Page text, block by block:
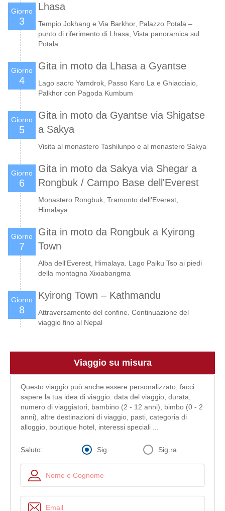
Giorno
3
Lhasa
Tempio Jokhang e Via Barkhor, Palazzo Potala –
punto di riferimento di Lhasa, Vista panoramica sul
Potala
Giorno
4
Gita in moto da Lhasa a Gyantse
Lago sacro Yamdrok, Passo Karo La e Ghiacciaio,
Palkhor con Pagoda Kumbum
Giorno
5
Gita in moto da Gyantse via Shigatse
a Sakya
Visita al monastero Tashilunpo e al monastero Sakya
Giorno
6
Gita in moto da Sakya via Shegar a
Rongbuk / Campo Base dell'Everest
Monastero Rongbuk, Tramonto dell'Everest,
Himalaya
Giorno
7
Gita in moto da Rongbuk a Kyirong
Town
Alba dell'Everest, Himalaya. Lago Paiku Tso ai piedi
della montagna Xixiabangma
Giorno
8
Kyirong Town – Kathmandu
Attraversamento del confine. Continuazione del
viaggio fino al Nepal
Viaggio su misura
Questo viaggio può anche essere personalizzato, facci
sapere la tua idea di viaggio: data del viaggio, durata,
numero di viaggiatori, bambino (2 - 12 anni), bimbo (0 - 2
anni), altre destinazioni di viaggio, pasti, categoria di
alloggio, boutique hotel, interessi speciali ...
Saluto: Sig. Sig.ra